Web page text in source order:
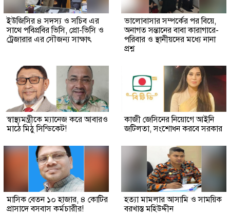
ইউজিসির ৪ সদস্য ও সচিব এর
সাথে পবিপ্রবির ভিসি, প্রো-ভিসি ও
ট্রেজারার এর সৌজন্য সাক্ষাৎ
ভালোবাসার সম্পর্কের পর বিয়ে,
অনাগত সন্তানের বাবা কারাগারে-
পরিবার ও স্থানীয়দের মধ্যে নানা
প্রশ্ন
স্বাস্থ্যমন্ত্রীকে ম্যানেজ করে আবারও
মাঠে মিঠু সিন্ডিকেট!
কাজী জেসিনের নিয়োগে আইনি
জটিলতা, সংশোধন করবে সরকার
মাসিক বেতন ১০ হাজার, ৪ কোটির
প্রাসাদে বসবাস কর্মচারীর!
হত্যা মামলার আসামি ও সাময়িক
বরখাস্ত মহিউদ্দীন